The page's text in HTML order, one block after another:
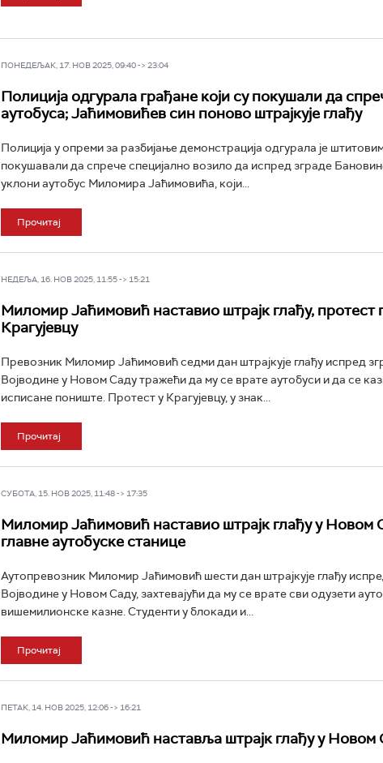
ПОНЕДЕЉАК, 17. НОВ 2025, 09:40 -> 23:04
Полиција одгурала грађане који су покушали да
аутобуса; Јаћимовићев син поново штрајкује глађу
Полиција у опреми за разбијање демонстрација одгурала је
покушавали да спрече специјално возило да испред зграде
уклони аутобус Миломира Јаћимовића, који...
Прочитај
НЕДЕЉА, 16. НОВ 2025, 11:55 -> 15:21
Миломир Јаћимовић наставио штрајк глађу, протест
Крагујевцу
Превозник Миломир Јаћимовић седми дан штрајкује глађу испред
Војводине у Новом Саду тражећи да му се врате аутобуси и да се
исписане пониште. Протест у Крагујевцу, у знак...
Прочитај
СУБОТА, 15. НОВ 2025, 11:48 -> 17:35
Миломир Јаћимовић наставио штрајк глађу у Новом
главне аутобуске станице
Аутопревозник Миломир Јаћимовић шести дан штрајкује глађу
Војводине у Новом Саду, захтевајући да му се врате сви одузети
вишемилионске казне. Студенти у блокади и...
Прочитај
ПЕТАК, 14. НОВ 2025, 12:06 -> 16:21
Миломир Јаћимовић наставља штрајк глађу у Новом